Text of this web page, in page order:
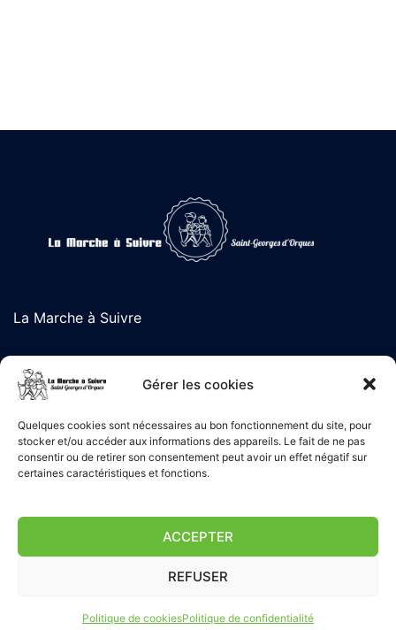
Gérer les cookies
Quelques cookies sont nécessaires au bon fonctionnement du site, pour
stocker et/ou accéder aux informations des appareils. Le fait de ne pas
consentir ou de retirer son consentement peut avoir un effet négatif sur
certaines caractéristiques et fonctions.
ACCEPTER
REFUSER
Politique de cookiesPolitique de confidentialité
La Marche à Suivre
L'association de randonnée de Saint-Georges d'Orques
Liens Utiles
Politique de confidentialité